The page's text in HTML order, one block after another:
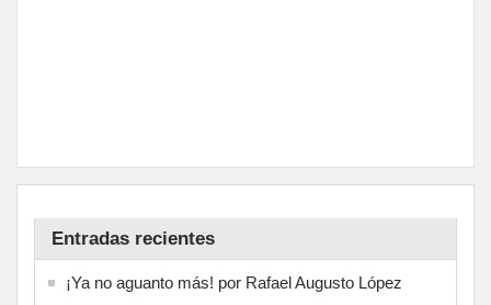
Entradas recientes
¡Ya no aguanto más! por Rafael Augusto López